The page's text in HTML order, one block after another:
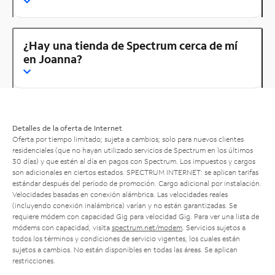
¿Hay una tienda de Spectrum cerca de mí
en Joanna?
Detalles de la oferta de Internet
Oferta por tiempo limitado; sujeta a cambios; solo para nuevos clientes
residenciales (que no hayan utilizado servicios de Spectrum en los últimos
30 días) y que estén al día en pagos con Spectrum. Los impuestos y cargos
son adicionales en ciertos estados. SPECTRUM INTERNET: se aplican tarifas
estándar después del período de promoción. Cargo adicional por instalación.
Velocidades basadas en conexión alámbrica. Las velocidades reales
(incluyendo conexión inalámbrica) varían y no están garantizadas. Se
requiere módem con capacidad Gig para velocidad Gig. Para ver una lista de
módems con capacidad, visita spectrum.net/modem . Servicios sujetos a
todos los términos y condiciones de servicio vigentes, los cuales están
sujetos a cambios. No están disponibles en todas las áreas. Se aplican
restricciones.